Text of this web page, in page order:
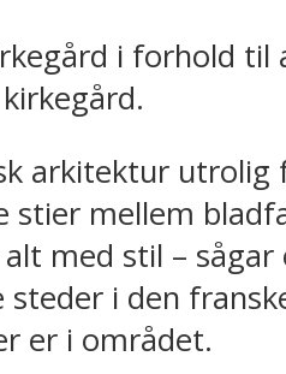
i forhold til
arkitektur
stier mellem
med stil –
i den
er i området.